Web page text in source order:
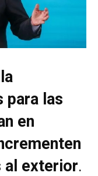
para las
en
al exterior.